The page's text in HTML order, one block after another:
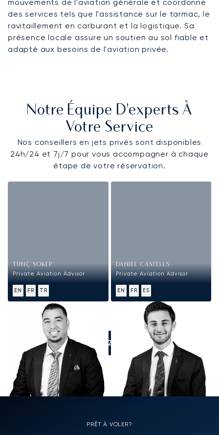
mouvements de l'aviation générale et coordonne
des services tels que l'assistance sur le tarmac, le
ravitaillement en carburant et la logistique. Sa
présence locale assure un soutien au sol fiable et
adapté aux besoins de l'aviation privée.
Notre Équipe D'experts À
Votre Service
Nos conseillers en jets privés sont disponibles
24h/24 et 7j/7 pour vous accompagner à chaque
étape de votre réservation.
TUNÇ SOKER
Private Aviation Advisor
EN FR TR
DANIEL CASTELLS
Private Aviation Advisor
EN FR ES
APPELEZ-NOUS
PRÊT À VOLER?